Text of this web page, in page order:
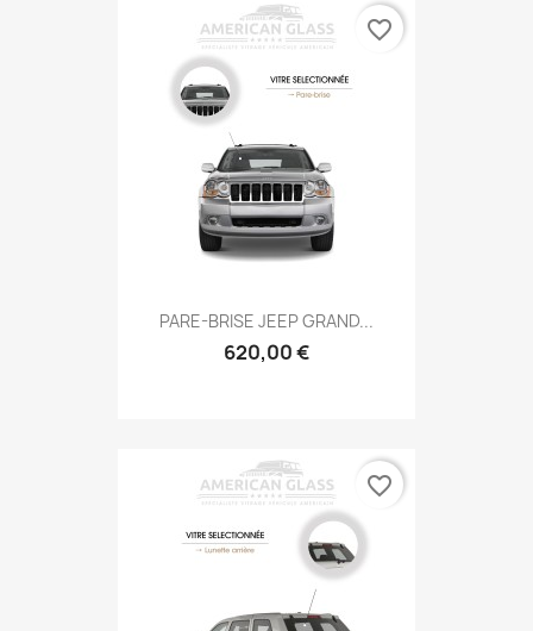
PARE-BRISE JEEP GRAND...
620,00 €
favorite_border
favorite_border